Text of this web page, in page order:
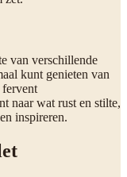
van verschillende
kunt genieten van
fervent
naar wat rust en stilte,
inspireren.